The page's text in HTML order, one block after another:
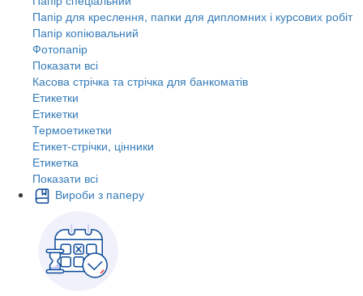
Папір для креслення, папки для дипломних і курсових робіт
Папір копіювальний
Фотопапір
Показати всі
Касова стрічка та стрічка для банкоматів
Етикетки
Етикетки
Термоетикетки
Етикет-стрічки, цінники
Етикетка
Показати всі
Вироби з паперу